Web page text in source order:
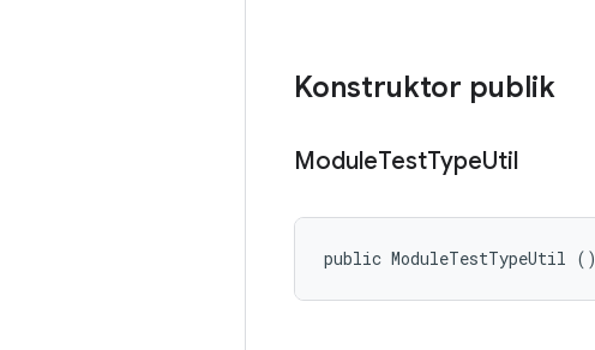
Konstruktor publik
ModuleTestTypeUtil
public ModuleTestTypeUtil ()